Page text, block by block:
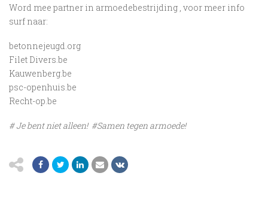
Word mee partner in armoedebestrijding , voor meer info
surf naar:
betonnejeugd.org
Filet Divers.be
Kauwenberg.be
psc-openhuis.be
Recht-op.be
# Je bent niet alleen! #Samen tegen armoede!